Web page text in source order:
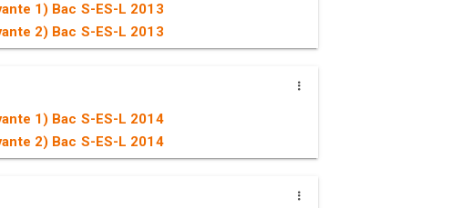
1) Bac S-ES-L 2013
2) Bac S-ES-L 2013
1) Bac S-ES-L 2014
2) Bac S-ES-L 2014